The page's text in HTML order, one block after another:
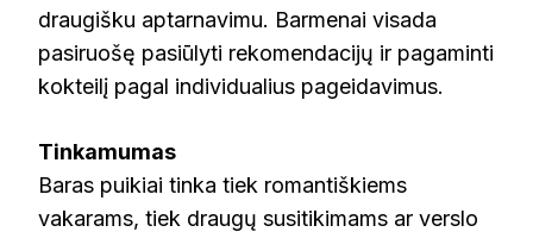
draugišku aptarnavimu. Barmenai visada
pasiruošę pasiūlyti rekomendacijų ir pagaminti
kokteilį pagal individualius pageidavimus.
Tinkamumas
Baras puikiai tinka tiek romantiškiems
vakarams, tiek draugų susitikimams ar verslo